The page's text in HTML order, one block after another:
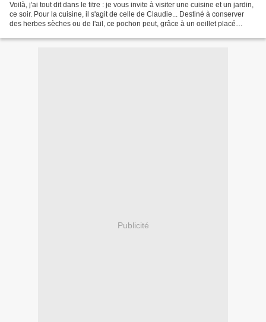
Voilà, j'ai tout dit dans le titre : je vous invite à visiter une cuisine et un jardin,
ce soir. Pour la cuisine, il s'agit de celle de Claudie... Destiné à conserver
des herbes sèches ou de l'ail, ce pochon peut, grâce à un oeillet placé
Publicité